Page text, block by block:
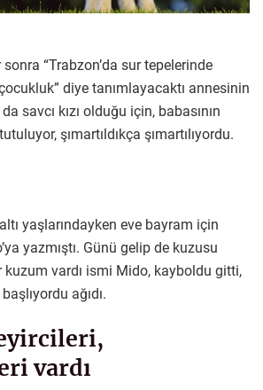
sonra “Trabzon’da sur tepelerinde
diye tanımlayacaktı annesinin
savcı kızı olduğu için, babasının
şımartıldıkça şımartılıyordu.
yaşlarındayken eve bayram için
yazmıştı. Günü gelip de kuzusu
kuzum vardı ismi Mido, kayboldu gitti,
ağıdı.
vardı